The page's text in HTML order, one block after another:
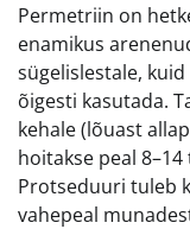
Permetriin on
enamikus
sügelislestale,
õigesti kasutada.
kehale (lõuast
hoitakse peal
Protseduuri tuleb
vahepeal